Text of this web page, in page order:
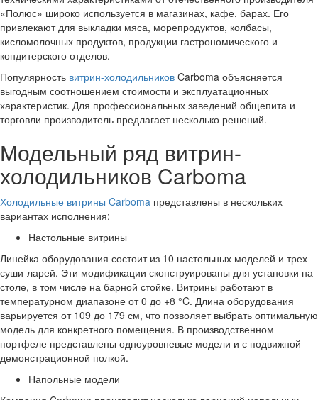
«Полюс» широко используется в магазинах, кафе, барах. Его
привлекают для выкладки мяса, морепродуктов, колбасы,
кисломолочных продуктов, продукции гастрономического и
кондитерского отделов.
Популярность витрин-холодильников Carboma объясняется
выгодным соотношением стоимости и эксплуатационных
характеристик. Для профессиональных заведений общепита и
торговли производитель предлагает несколько решений.
Модельный ряд витрин-
холодильников Carboma
Холодильные витрины Carboma представлены в нескольких
вариантах исполнения:
Настольные витрины
Линейка оборудования состоит из 10 настольных моделей и трех
суши-ларей. Эти модификации сконструированы для установки на
столе, в том числе на барной стойке. Витрины работают в
температурном диапазоне от 0 до +8 °C. Длина оборудования
варьируется от 109 до 179 см, что позволяет выбрать оптимальную
модель для конкретного помещения. В производственном
портфеле представлены одноуровневые модели и с подвижной
демонстрационной полкой.
Напольные модели